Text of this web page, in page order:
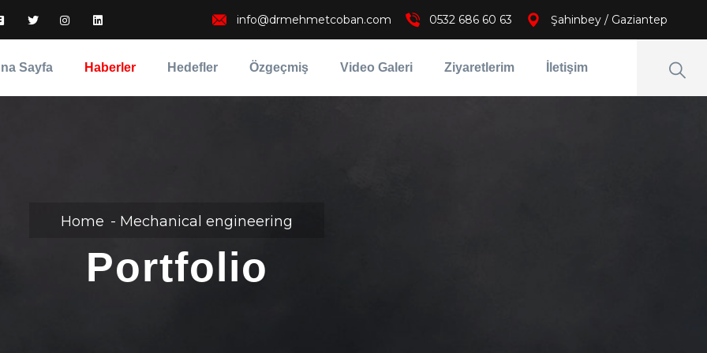
info@drmehmetcoban.com 0532 686 60 63 Şahinbey / Gaziantep
Sayfa Haberler Hedefler Özgeçmiş Video Galeri Ziyaretlerim İletişim
Home Mechanical engineering
Portfolio